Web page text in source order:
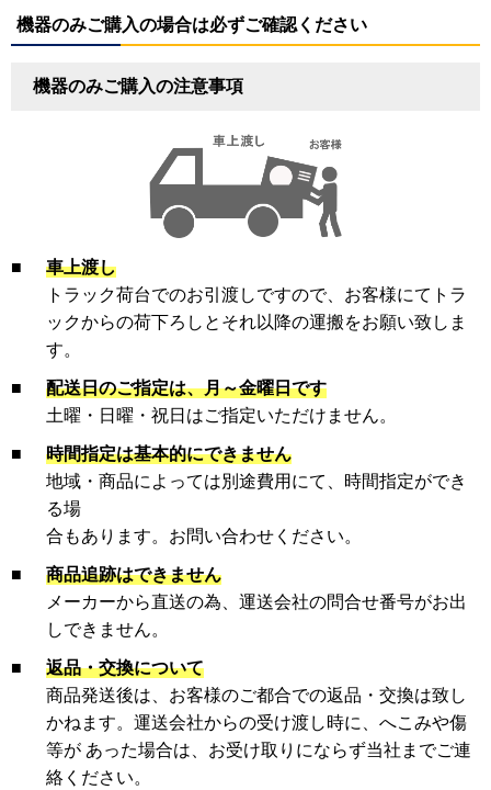
機器のみご購入の場合は必ずご確認ください
機器のみご購入の注意事項
■
車上渡し
トラック荷台でのお引渡しですので、お客様にてトラ
ックからの荷下ろしとそれ以降の運搬をお願い致しま
す。
■
配送日のご指定は、月～金曜日です
土曜・日曜・祝日はご指定いただけません。
■
時間指定は基本的にできません
地域・商品によっては別途費用にて、時間指定ができ
る場
合もあります。お問い合わせください。
■
商品追跡はできません
メーカーから直送の為、運送会社の問合せ番号がお出
しできません。
■
返品・交換について
商品発送後は、お客様のご都合での返品・交換は致し
かねます。運送会社からの受け渡し時に、へこみや傷
等が あった場合は、お受け取りにならず当社までご連
絡ください。